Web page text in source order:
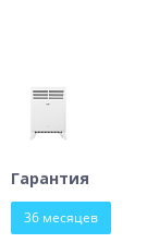
Гарантия
36 месяцев